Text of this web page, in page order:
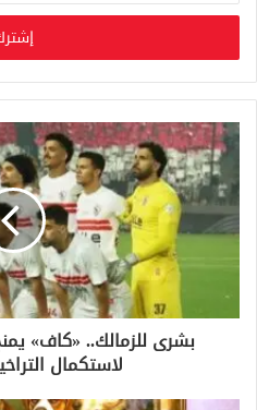
خ
ب
ر
ي
د
ك
ا
ل
ل
ك
ر
بشرى للزمالك.. «كاف»
لاستكمال